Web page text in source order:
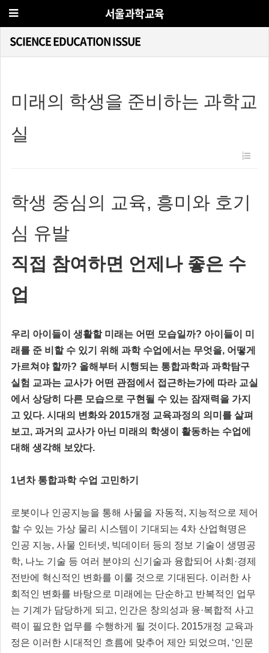
서울과학교육
SCIENCE EDUCATION ISSUE
미래의 학생을 준비하는 과학교
실
학생 중심의 교육, 흥미와 호기
심 유발
직접 참여하면 언제나 좋은 수
업
우리 아이들이 생활할 미래는 어떤 모습일까? 아이들이 미
래를 준 비할 수 있기 위해 과학 수업에서는 무엇을, 어떻게
가르쳐야 할까? 올해부터 시행되는 통합과학과 과학탐구
실험 교과는 교사가 어떤 관점에서 접근하는가에 따라 교실
에서 상당히 다른 모습으로 구현될 수 있는 잠재력을 가지
고 있다. 시대의 변화와 2015개정 교육과정의 의미를 살펴
보고, 과거의 교사가 아닌 미래의 학생이 활동하는 수업에
대해 생각해 보았다.
1년차 통합과학 수업 고민하기
로봇이나 인공지능을 통해 사물을 자동적, 지능적으로 제어
할 수 있는 가상 물리 시스템이 기대되는 4차 산업혁명은
인공 지능, 사물 인터넷, 빅데이터 등의 정보 기술이 생명공
학, 나노 기술 등 여러 분야의 신기술과 융합되어 사회·경제
전반에 혁신적인 변화를 이룰 것으로 기대된다. 이러한 사
회적인 변화를 바탕으로 미래에는 단순하고 반복적인 업무
는 기계가 담당하게 되고, 인간은 창의성과 융·복합적 사고
력이 필요한 업무를 수행하게 될 것이다. 2015개정 교육과
정은 이러한 시대적인 흐름에 맞추어 제안 되었으며, ‘인문